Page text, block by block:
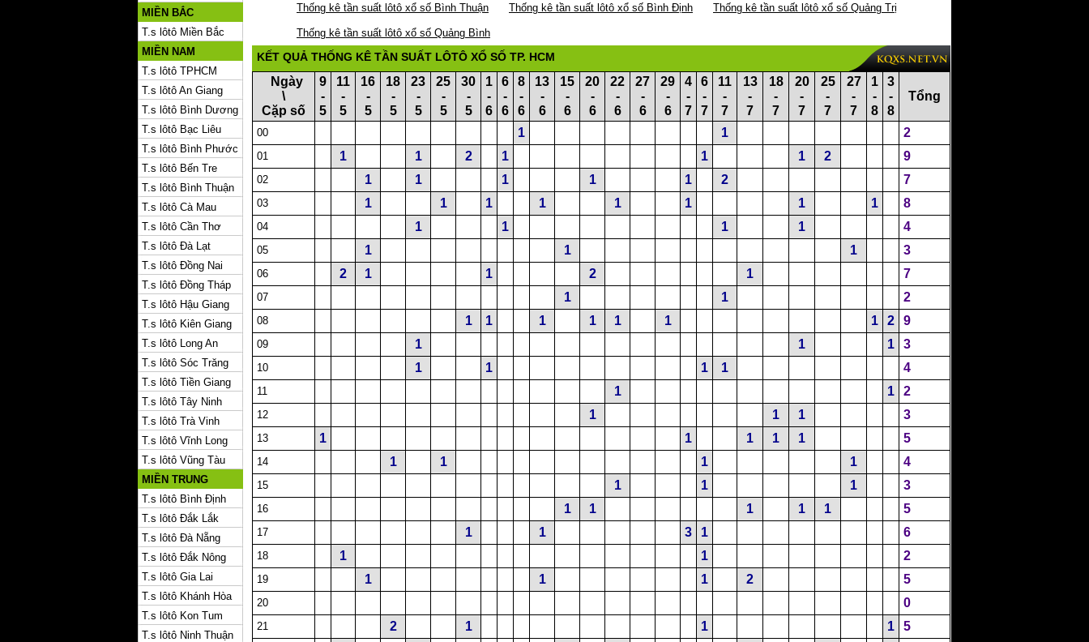
MIỀN BẮC
T.s lôtô Miền Bắc
MIỀN NAM
T.s lôtô TPHCM
T.s lôtô An Giang
T.s lôtô Bình Dương
T.s lôtô Bạc Liêu
T.s lôtô Bình Phước
T.s lôtô Bến Tre
T.s lôtô Bình Thuận
T.s lôtô Cà Mau
T.s lôtô Cần Thơ
T.s lôtô Đà Lạt
T.s lôtô Đồng Nai
T.s lôtô Đồng Tháp
T.s lôtô Hậu Giang
T.s lôtô Kiên Giang
T.s lôtô Long An
T.s lôtô Sóc Trăng
T.s lôtô Tiền Giang
T.s lôtô Tây Ninh
T.s lôtô Trà Vinh
T.s lôtô Vĩnh Long
T.s lôtô Vũng Tàu
MIỀN TRUNG
T.s lôtô Bình Định
T.s lôtô Đắk Lắk
T.s lôtô Đà Nẵng
T.s lôtô Đắk Nông
T.s lôtô Gia Lai
T.s lôtô Khánh Hòa
T.s lôtô Kon Tum
T.s lôtô Ninh Thuận
Thống kê tần suất lôtô xổ số Bình Thuận Thống kê tần suất lôtô xổ số Bình Định Thống kê tần suất lôtô xổ số Quảng Trị
Thống kê tần suất lôtô xổ số Quảng Bình
KẾT QUẢ THỐNG KÊ TẦN SUẤT LÔTÔ XỔ SỐ TP. HCM
Ngày
\
Cặp số
9
-
5
11
-
5
16
-
5
18
-
5
23
-
5
25
-
5
30
-
5
1
-
6
6
-
6
8
-
6
13
-
6
15
-
6
20
-
6
22
-
6
27
-
6
29
-
6
4
-
7
6
-
7
11
-
7
13
-
7
18
-
7
20
-
7
25
-
7
27
-
7
1
-
8
3
-
8
Tổng
00 1 1 2
01 1 1 2 1 1 1 2 9
02 1 1 1 1 1 2 7
03 1 1 1 1 1 1 1 1 8
04 1 1 1 1 4
05 1 1 1 3
06 2 1 1 2 1 7
07 1 1 2
08 1 1 1 1 1 1 1 2 9
09 1 1 1 3
10 1 1 1 1 4
11 1 1 2
12 1 1 1 3
13 1 1 1 1 1 5
14 1 1 1 1 4
15 1 1 1 3
16 1 1 1 1 1 5
17 1 1 3 1 6
18 1 1 2
19 1 1 1 2 5
20 0
21 2 1 1 1 5